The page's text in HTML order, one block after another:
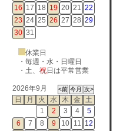
16 17 18 19 20 21 22
23 24 25 26 27 28 29
30 31
休業日
・毎週・水・日曜日
・ 土、 祝日は平常営業
2026年9月
日
月 火 水 木 金
土
1
2 3 4
5
6
7 8 9 10 11 12